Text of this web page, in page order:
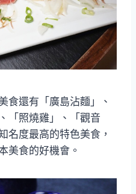
食還有「廣島沾麵」、
「照燒雞」、「觀音
名度最高的特色美食，
美食的好機會。